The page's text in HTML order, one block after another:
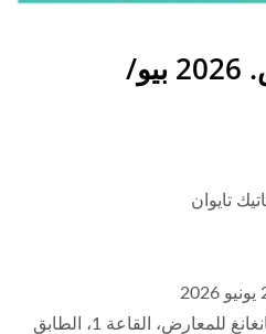
معلومات المعرض. 2026 بيو/
موقع المعرض: مركز تايبيه نانغانغ للمعارض، القاعة 1، الطابق